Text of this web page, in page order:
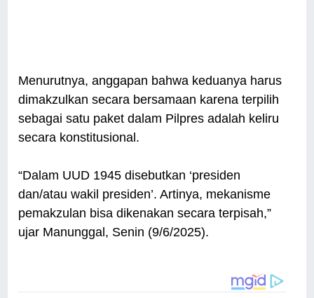
Menurutnya, anggapan bahwa keduanya harus
dimakzulkan secara bersamaan karena terpilih
sebagai satu paket dalam Pilpres adalah keliru
secara konstitusional.
“Dalam UUD 1945 disebutkan ‘presiden
dan/atau wakil presiden’. Artinya, mekanisme
pemakzulan bisa dikenakan secara terpisah,”
ujar Manunggal, Senin (9/6/2025).